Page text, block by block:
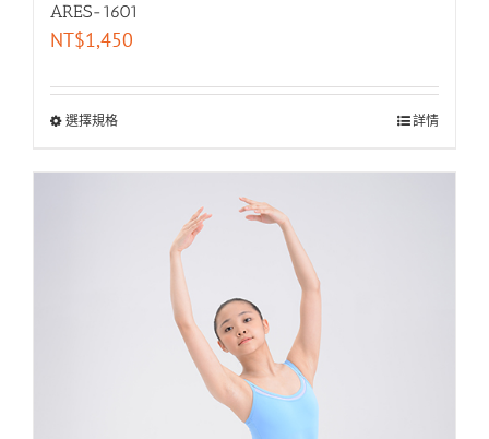
ARES-1601
NT$1,450
選擇規格 詳情